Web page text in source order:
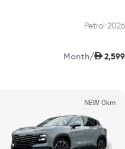
2026
•
Petrol
AED 2,599
/
Month
NEW 0km